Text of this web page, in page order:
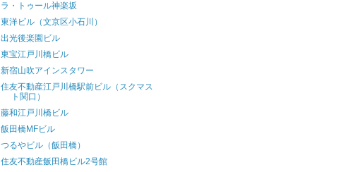
ラ・トゥール神楽坂
東洋ビル（文京区小石川）
出光後楽園ビル
東宝江戸川橋ビル
新宿山吹アインスタワー
住友不動産江戸川橋駅前ビル（スクマス
ト関口）
藤和江戸川橋ビル
飯田橋MFビル
つるやビル（飯田橋）
住友不動産飯田橋ビル2号館